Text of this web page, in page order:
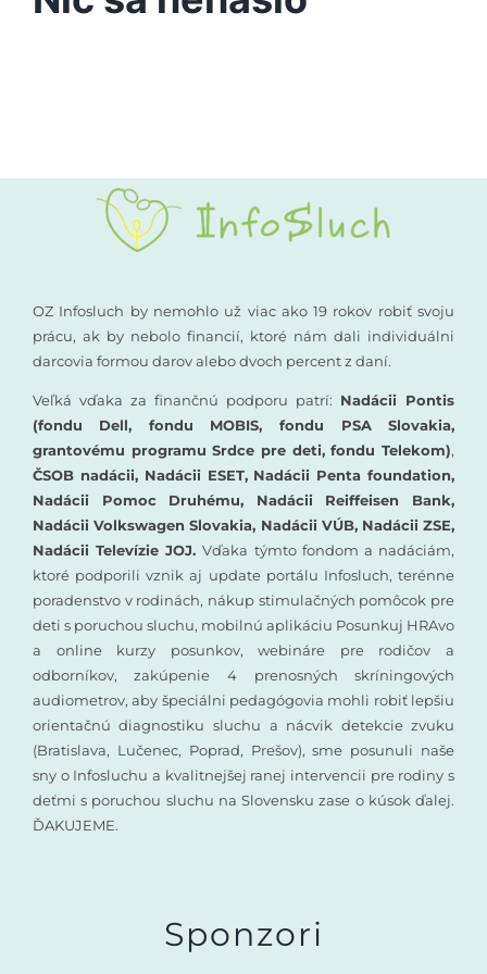
Vyšetrenia sluchu
Rané poradenstvo
Vzdelávanie
OZ Infosluch by nemohlo už viac ako 19 rokov robiť svoju
prácu, ak by nebolo financií, ktoré nám dali individuálni
darcovia formou darov alebo dvoch percent z daní.
Veľká vďaka za finančnú podporu patrí: Nadácii Pontis
(fondu Dell, fondu MOBIS, fondu PSA Slovakia,
grantovému programu Srdce pre deti, fondu Telekom),
ČSOB nadácii, Nadácii ESET, Nadácii Penta foundation,
Nadácii Pomoc Druhému, Nadácii Reiffeisen Bank,
Nadácii Volkswagen Slovakia, Nadácii VÚB, Nadácii ZSE,
Nadácii Televízie JOJ.Vďaka týmto fondom a nadáciám,
ktoré podporili vznik aj update portálu Infosluch, terénne
poradenstvo v rodinách, nákup stimulačných pomôcok pre
deti s poruchou sluchu, mobilnú aplikáciu Posunkuj HRAvo
a online kurzy posunkov, webináre pre rodičov a
odborníkov, zakúpenie 4 prenosných skríningových
audiometrov, aby špeciálni pedagógovia mohli robiť lepšiu
orientačnú diagnostiku sluchu a nácvik detekcie zvuku
(Bratislava, Lučenec, Poprad, Prešov), sme posunuli naše
sny o Infosluchu a kvalitnejšej ranej intervencii pre rodiny s
deťmi s poruchou sluchu na Slovensku zase o kúsok ďalej.
ĎAKUJEME.
Sponzori